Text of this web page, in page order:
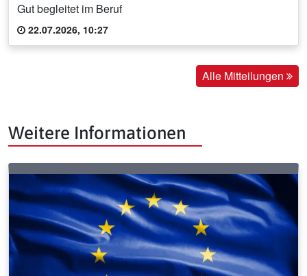
Gut begleitet im Beruf
22.07.2026, 10:27
Alle Mitteilungen
Weitere Informationen